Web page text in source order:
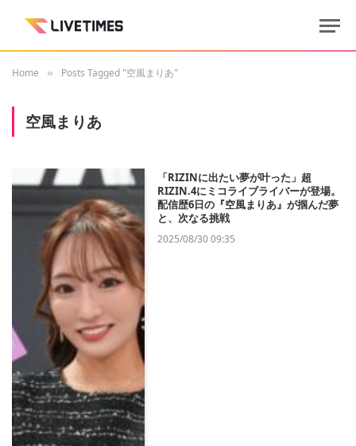
Home » Posts Tagged "空風まりあ"
空風まりあ
「RIZINに出たい夢が叶った」超
RIZIN.4にミコライブライバーが登場。
配信歴6日の『空風まりあ』が掴んだ夢
と、次なる挑戦
2025/08/30 09:35